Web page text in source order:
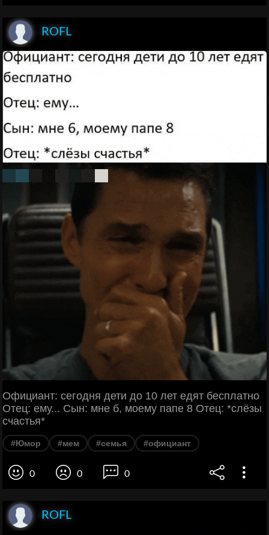
ROFL
Официант: сегодня дети до 10 лет едят бесплатно
Отец: ему... Сын: мне б, моему папе 8 Отец: *слёзы
счастья*
#Юмор #мем #семья #официант
0 0 0
ROFL